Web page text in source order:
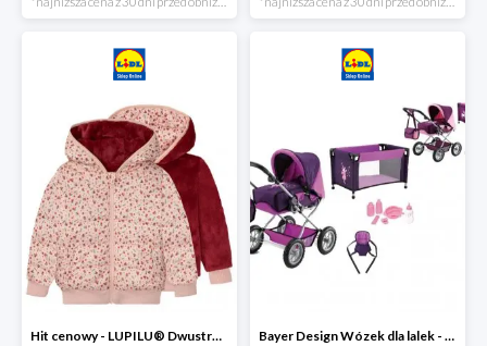
Hit cenowy - LUPILU® Dwustronna kurtka pikowana dziewczęca Bayer Design Wózek dla lalek - megazestaw